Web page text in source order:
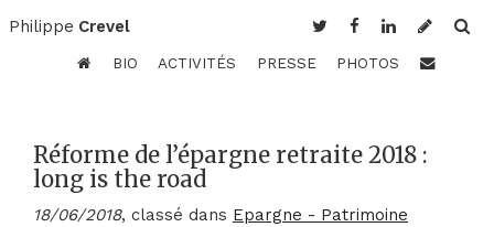
Philippe Crevel
BIO ACTIVITÉS PRESSE PHOTOS
Réforme de l’épargne retraite 2018 :
long is the road
18/06/2018, classé dans Epargne - Patrimoine